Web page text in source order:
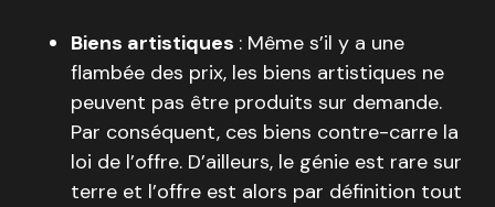
Biens artistiques : Même s’il y a une
flambée des prix, les biens artistiques ne
peuvent pas être produits sur demande.
Par conséquent, ces biens contre-carre la
loi de l’offre. D’ailleurs, le génie est rare sur
terre et l’offre est alors par définition tout